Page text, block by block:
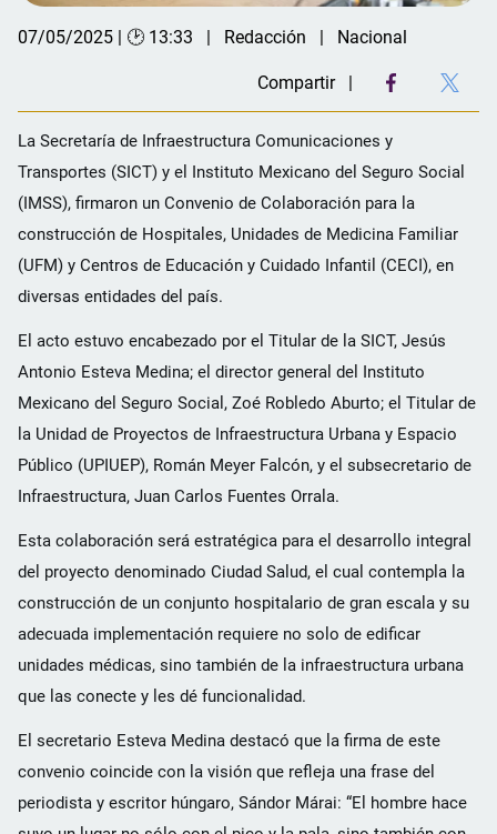
07/05/2025 | 🕑 13:33 Redacción Nacional
Compartir
La Secretaría de Infraestructura Comunicaciones y
Transportes (SICT) y el Instituto Mexicano del Seguro Social
(IMSS), firmaron un Convenio de Colaboración para la
construcción de Hospitales, Unidades de Medicina Familiar
(UFM) y Centros de Educación y Cuidado Infantil (CECI), en
diversas entidades del país.
El acto estuvo encabezado por el Titular de la SICT, Jesús
Antonio Esteva Medina; el director general del Instituto
Mexicano del Seguro Social, Zoé Robledo Aburto; el Titular de
la Unidad de Proyectos de Infraestructura Urbana y Espacio
Público (UPIUEP), Román Meyer Falcón, y el subsecretario de
Infraestructura, Juan Carlos Fuentes Orrala.
Esta colaboración será estratégica para el desarrollo integral
del proyecto denominado Ciudad Salud, el cual contempla la
construcción de un conjunto hospitalario de gran escala y su
adecuada implementación requiere no solo de edificar
unidades médicas, sino también de la infraestructura urbana
que las conecte y les dé funcionalidad.
El secretario Esteva Medina destacó que la firma de este
convenio coincide con la visión que refleja una frase del
periodista y escritor húngaro, Sándor Márai: “El hombre hace